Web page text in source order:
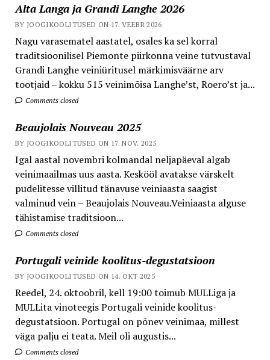
Alta Langa ja Grandi Langhe 2026
BY JOOGIKOOLITUSED ON 17. VEEBR 2026
Nagu varasematel aastatel, osales ka sel korral
traditsioonilisel Piemonte piirkonna veine tutvustaval
Grandi Langhe veiniüritusel märkimisväärne arv
tootjaid – kokku 515 veinimõisa Langhe’st, Roero’st ja...
Comments closed
Beaujolais Nouveau 2025
BY JOOGIKOOLITUSED ON 17. NOV. 2025
Igal aastal novembri kolmandal neljapäeval algab
veinimaailmas uus aasta. Keskööl avatakse värskelt
pudelitesse villitud tänavuse veiniaasta saagist
valminud vein – Beaujolais Nouveau.Veiniaasta alguse
tähistamise traditsioon...
Comments closed
Portugali veinide koolitus-degustatsioon
BY JOOGIKOOLITUSED ON 14. OKT 2025
Reedel, 24. oktoobril, kell 19:00 toimub MULLiga ja
MULLita vinoteegis Portugali veinide koolitus-
degustatsioon. Portugal on põnev veinimaa, millest
väga palju ei teata. Meil oli augustis...
Comments closed